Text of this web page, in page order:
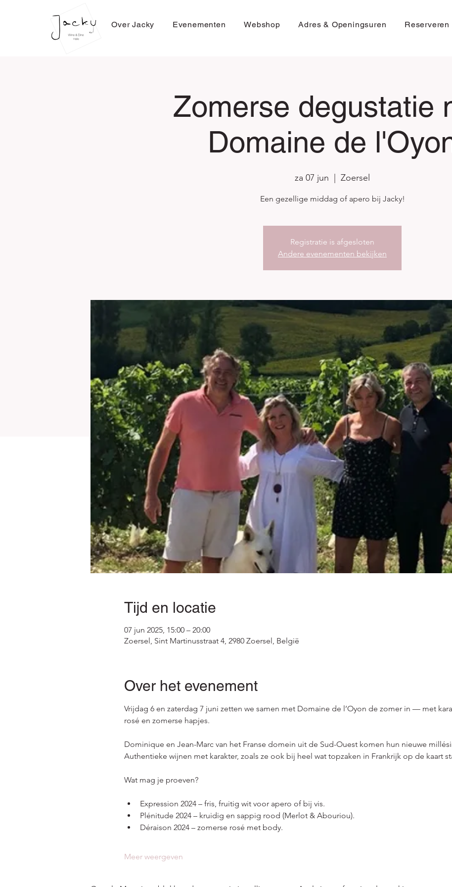
Over Jacky Evenementen Webshop Adres & Openingsuren Reserveren
Zomerse degustatie
Domaine de
za 07 jun Zoersel
Een gezellige middag of apero bij Jacky!
Registratie is afgesloten
Andere evenementen bekijken
Tijd en locatie
07 jun 2025, 15:00 – 20:00
Zoersel, Sint Martinusstraat 4, 2980 Zoersel, België
Over het evenement
Vrijdag 6 en zaterdag 7 juni zetten we samen met Domaine de l’Oyon de zomer in — met
rosé en zomerse hapjes.
Dominique en Jean-Marc van het Franse domein uit de Sud-Ouest komen hun nieuwe
Authentieke wijnen met karakter, zoals ze ook bij heel wat topzaken in Frankrijk op de kaart
Wat mag je proeven?
Expression 2024 – fris, fruitig wit voor apero of bij vis.
Plénitude 2024 – kruidig en sappig rood (Merlot & Abouriou).
Déraison 2024 – zomerse rosé met body.
Meer weergeven